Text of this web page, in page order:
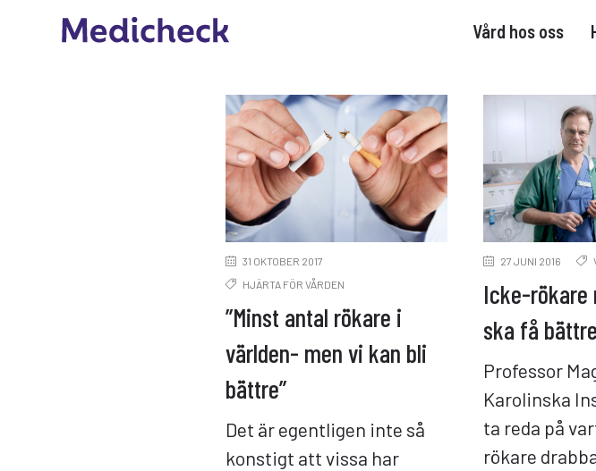
Vård hos oss
31 OKTOBER 2017
HJÄRTA FÖR VÅRDEN
”Minst antal rökare i
världen- men vi kan bli
bättre”
Det är egentligen inte så
konstigt att vissa har
27 JUNI 2016
Icke-rökare
ska få
Professor
Karolinska
ta reda på
rökare